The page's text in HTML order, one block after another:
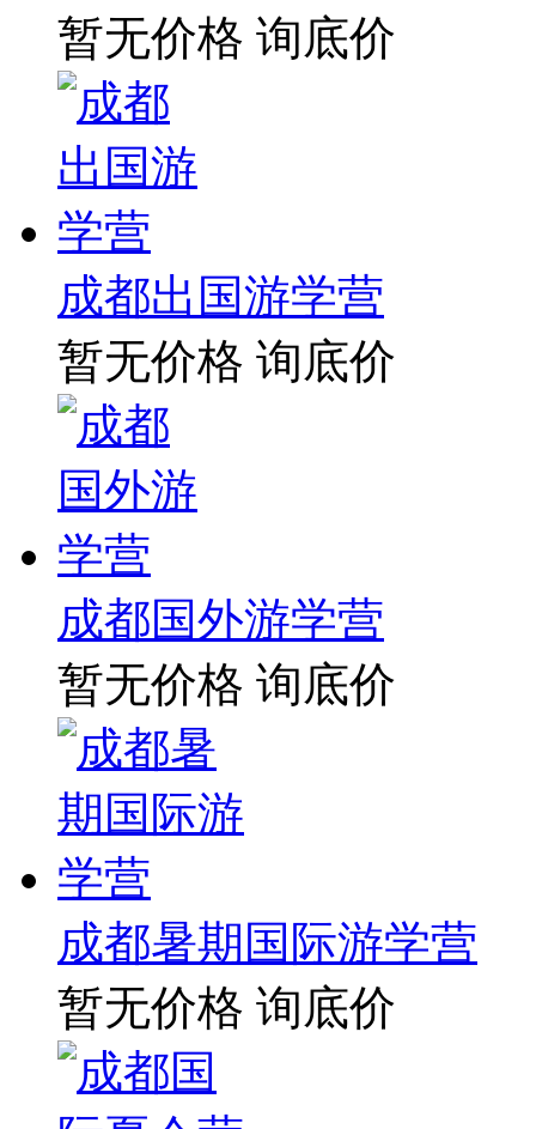
暂无价格 询底价
成都出国游学营
暂无价格 询底价
成都国外游学营
暂无价格 询底价
成都暑期国际游学营
暂无价格 询底价